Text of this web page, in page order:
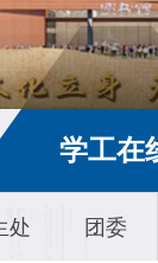
学工在
处 团委